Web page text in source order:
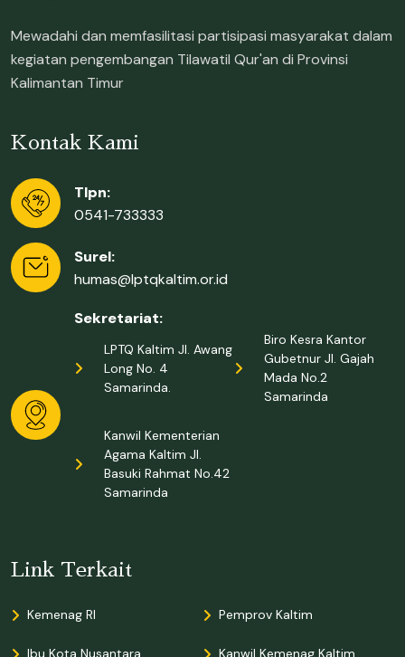
Mewadahi dan memfasilitasi partisipasi masyarakat dalam
kegiatan pengembangan Tilawatil Qur'an di Provinsi
Kalimantan Timur
Kontak Kami
Tlpn:
0541-733333
Surel:
humas@lptqkaltim.or.id
Sekretariat:
LPTQ Kaltim Jl. Awang
Long No. 4
Samarinda.
Biro Kesra Kantor
Gubetnur Jl. Gajah
Mada No.2
Samarinda
Kanwil Kementerian
Agama Kaltim Jl.
Basuki Rahmat No.42
Samarinda
Link Terkait
Kemenag RI Pemprov Kaltim
Ibu Kota Nusantara Kanwil Kemenag Kaltim